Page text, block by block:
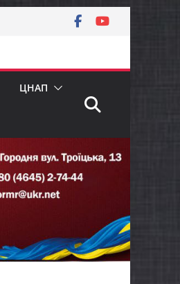
ЦНАП